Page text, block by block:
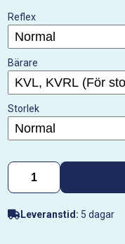
Reflex
Bärare
Storlek
Leveranstid: 5 dagar